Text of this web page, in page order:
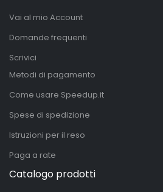
Vai al mio Account
Domande frequenti
Scrivici
Metodi di pagamento
Come usare Speedup.it
Spese di spedizione
Istruzioni per il reso
Paga a rate
Catalogo prodotti